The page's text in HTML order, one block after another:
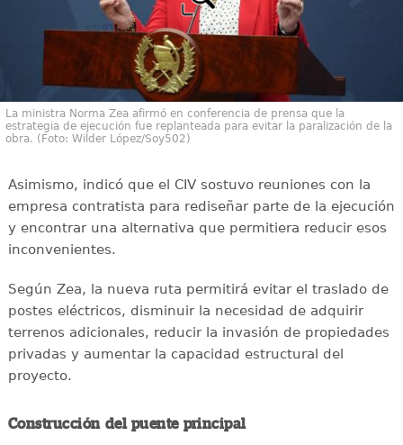
La ministra Norma Zea afirmó en conferencia de prensa que la
estrategia de ejecución fue replanteada para evitar la paralización de la
obra. (Foto: Wilder López/Soy502)
Asimismo, indicó que el CIV sostuvo reuniones con la
empresa contratista para rediseñar parte de la ejecución
y encontrar una alternativa que permitiera reducir esos
inconvenientes.
Según Zea, la nueva ruta permitirá evitar el traslado de
postes eléctricos, disminuir la necesidad de adquirir
terrenos adicionales, reducir la invasión de propiedades
privadas y aumentar la capacidad estructural del
proyecto.
Construcción del puente principal